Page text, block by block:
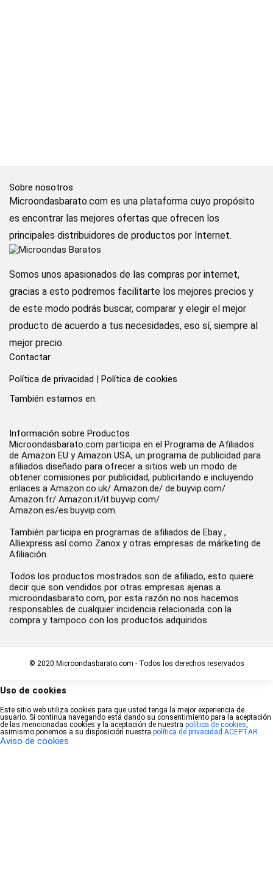
Sobre nosotros
Microondasbarato.com es una plataforma cuyo propósito
es encontrar las mejores ofertas que ofrecen los
principales distribuidores de productos por Internet.
Somos unos apasionados de las compras por internet,
gracias a esto podremos facilitarte los mejores precios y
de este modo podrás buscar, comparar y elegir el mejor
producto de acuerdo a tus necesidades, eso sí, siempre al
mejor precio.
Contactar
Política de privacidad | Política de cookies
También estamos en:
Información sobre Productos
Microondasbarato.com participa en el Programa de Afiliados
de Amazon EU y Amazon USA, un programa de publicidad para
afiliados diseñado para ofrecer a sitios web un modo de
obtener comisiones por publicidad, publicitando e incluyendo
enlaces a Amazon.co.uk/ Amazon.de/ de.buyvip.com/
Amazon.fr/ Amazon.it/it.buyvip.com/
Amazon.es/es.buyvip.com.
También participa en programas de afiliados de Ebay ,
Alliexpress así como Zanox y otras empresas de márketing de
Afiliación.
Todos los productos mostrados son de afiliado, esto quiere
decir que son vendidos por otras empresas ajenas a
microondasbarato.com, por esta razón no nos hacemos
responsables de cualquier incidencia relacionada con la
compra y tampoco con los productos adquiridos
© 2020 Microondasbarato.com - Todos los derechos reservados
Uso de cookies
Este sitio web utiliza cookies para que usted tenga la mejor experiencia de
usuario. Si continúa navegando está dando su consentimiento para la aceptación
de las mencionadas cookies y la aceptación de nuestra política de cookies,
asimismo ponemos a su disposición nuestra política de privacidad ACEPTAR
Aviso de cookies